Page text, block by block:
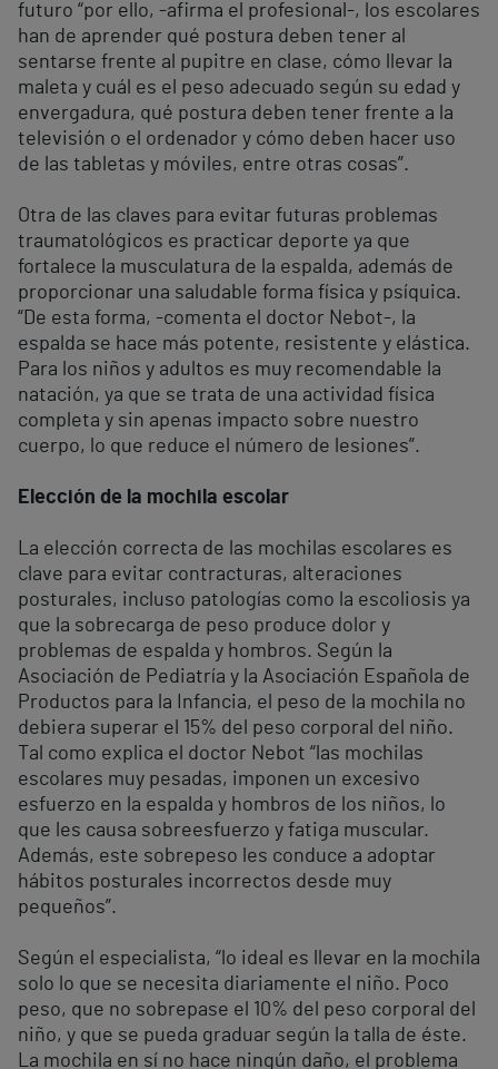
futuro “por ello, -afirma el profesional-, los escolares
han de aprender qué postura deben tener al
sentarse frente al pupitre en clase, cómo llevar la
maleta y cuál es el peso adecuado según su edad y
envergadura, qué postura deben tener frente a la
televisión o el ordenador y cómo deben hacer uso
de las tabletas y móviles, entre otras cosas”.
Otra de las claves para evitar futuras problemas
traumatológicos es practicar deporte ya que
fortalece la musculatura de la espalda, además de
proporcionar una saludable forma física y psíquica.
“De esta forma, -comenta el doctor Nebot-, la
espalda se hace más potente, resistente y elástica.
Para los niños y adultos es muy recomendable la
natación, ya que se trata de una actividad física
completa y sin apenas impacto sobre nuestro
cuerpo, lo que reduce el número de lesiones”.
Elección de la mochila escolar
La elección correcta de las mochilas escolares es
clave para evitar contracturas, alteraciones
posturales, incluso patologías como la escoliosis ya
que la sobrecarga de peso produce dolor y
problemas de espalda y hombros. Según la
Asociación de Pediatría y la Asociación Española de
Productos para la Infancia, el peso de la mochila no
debiera superar el 15% del peso corporal del niño.
Tal como explica el doctor Nebot “las mochilas
escolares muy pesadas, imponen un excesivo
esfuerzo en la espalda y hombros de los niños, lo
que les causa sobreesfuerzo y fatiga muscular.
Además, este sobrepeso les conduce a adoptar
hábitos posturales incorrectos desde muy
pequeños”.
Según el especialista, “lo ideal es llevar en la mochila
solo lo que se necesita diariamente el niño. Poco
peso, que no sobrepase el 10% del peso corporal del
niño, y que se pueda graduar según la talla de éste.
La mochila en sí no hace ningún daño, el problema